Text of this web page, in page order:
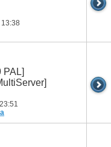
13:38
PAL]
23:51